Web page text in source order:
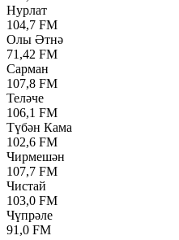
Нурлат
104,7 FM
Олы Әтнә
71,42 FM
Сарман
107,8 FM
Теләче
106,1 FM
Түбән Кама
102,6 FM
Чирмешән
107,7 FM
Чистай
103,0 FM
Чүпрәле
91,0 FM